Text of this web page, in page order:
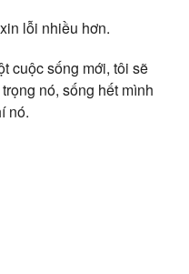
lỗi nhiều hơn.
cuộc sống mới, tôi sẽ
nó, sống hết mình
nó.